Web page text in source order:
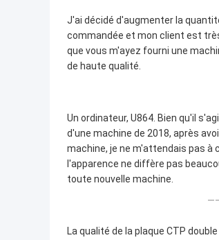
J'ai décidé d'augmenter la
commandée et mon client est
que vous m'ayez fourni une
de haute qualité.
Un ordinateur, U864. Bien qu'il
d'une machine de 2018, après
machine, je ne m'attendais pas à
l'apparence ne diffère pas
toute nouvelle machine.
La qualité de la plaque CTP